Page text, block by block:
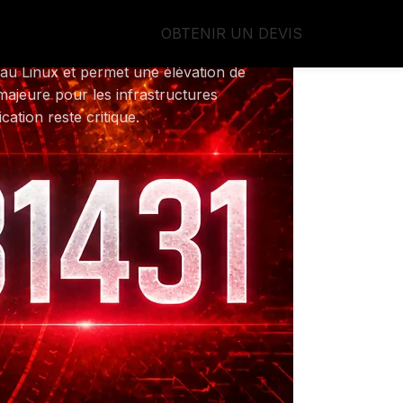
OBTENIR UN DEVIS
à une prise de contrôle
Linux et permet une élévation de
pour les infrastructures
reste critique.